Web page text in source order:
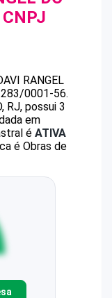
RANGEL
0001-56.
RJ, possui 3
em
é ATIVA
é Obras de